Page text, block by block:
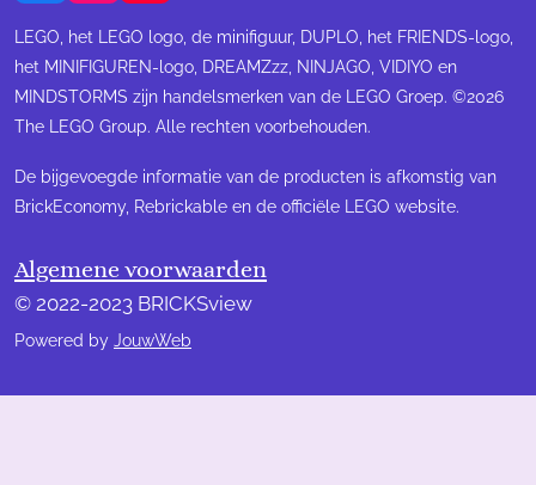
a
c
e
o
o
n
s
t
g
r
m
o
u
T
u
b
e
LEGO, het LEGO logo, de minifiguur, DUPLO, het FRIENDS-logo,
het MINIFIGUREN-logo, DREAMZzz, NINJAGO, VIDIYO en
MINDSTORMS zijn handelsmerken van de LEGO Groep. ©2026
The LEGO Group. Alle rechten voorbehouden.
De bijgevoegde informatie van de producten is afkomstig van
BrickEconomy, Rebrickable en de officiële LEGO website.
Algemene voorwaarden
© 2022-2023 BRICKSview
Powered by JouwWeb